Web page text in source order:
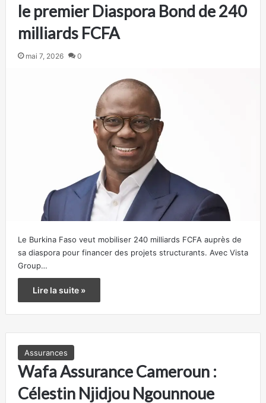
le premier Diaspora Bond de 240
milliards FCFA
mai 7, 2026 0
Le Burkina Faso veut mobiliser 240 milliards FCFA auprès de
sa diaspora pour financer des projets structurants. Avec Vista
Group…
Lire la suite »
Assurances
Wafa Assurance Cameroun :
Célestin Njidjou Ngounnoue